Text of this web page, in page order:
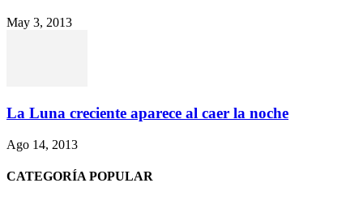
May 3, 2013
La Luna creciente aparece al caer la noche
Ago 14, 2013
CATEGORÍA POPULAR